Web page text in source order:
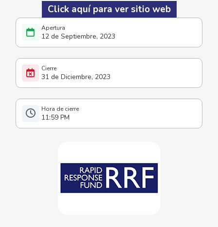
12 de Septiembre, 2023
31 de Diciembre, 2023
11:59 PM
Click aquí para ver sitio web